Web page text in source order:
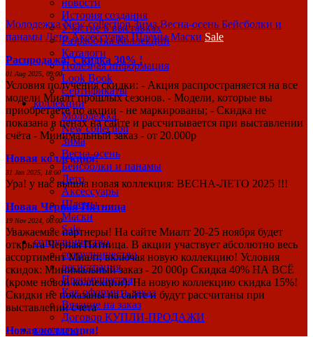
новости
История создания
Участие в выставках
Разработка Коллекций
Каталоги
Полезная информация
Look Book
Сертификаты
коллекции
Молодежка
New collection
Зима
Весна-осень
Бейсболки и панамы
Лето
Аксессуары
Шлемы
Маски
Sale
сотрудничество
сотрудничество
регистрация
Преимущества
Как оформить заказ
Вязание на заказ
Договор КУПЛИ-ПРОДАЖИ
контакты
МолодежкаNew collectionЗимаВесна-осень Бейсболки и
панамы ЛетоАксессуарыШлемыМаски Sale
Распродажа! Скидка 30% !
01 Aug 2025, 09:00
Условия получения скидки: - Акция распространяется на все
модели Миалт прошлых сезонов. - Модели, которые вы
приобретаете по акции - не маркированы; - Скидка не
показана в ценах на сайте и рассчитывается при выставлении
счёта - Минимальный заказ - от 20.000р
Новая коллекция!
31 Jan 2025, 18:00
Ура! у нас вышла новая коллекция: ВЕСНА-ЛЕТО 2025 !!!
Новая Черная Пятница
19 Nov 2024, 00:00
Уважаемые партнеры! На сайте Миалт 20-25 ноября будет
открыта Черная Пятница. В акции участвует абсолютно весь
ассортимент Миалт, включая новую коллекцию! Условия
скидок: Минимальный заказ - 20 000р Скидка 40% НА ВСЁ
(кроме новой коллекции). На новую коллекцию скидка 15%!
Скидки не показаны на сайте и будут рассчитаны при
выставлении счета
Новая коллекция!